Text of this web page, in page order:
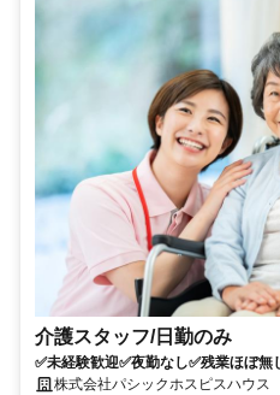
介護スタッフ/日勤のみ
✅未経験歓迎✅夜勤なし✅残業ほぼ
代・60代も活躍✅車通勤可
株式会社パシックホスピスハウス